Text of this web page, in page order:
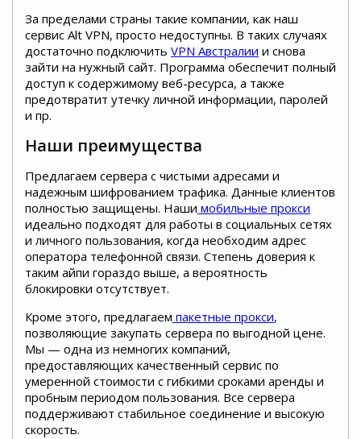
За пределами страны такие компании, как наш
сервис Alt VPN, просто недоступны. В таких случаях
достаточно подключить VPN Австралии и снова
зайти на нужный сайт. Программа обеспечит полный
доступ к содержимому веб-ресурса, а также
предотвратит утечку личной информации, паролей
и пр.
Наши преимущества
Предлагаем сервера с чистыми адресами и
надежным шифрованием трафика. Данные клиентов
полностью защищены. Наши мобильные прокси
идеально подходят для работы в социальных сетях
и личного пользования, когда необходим адрес
оператора телефонной связи. Степень доверия к
таким айпи гораздо выше, а вероятность
блокировки отсутствует.
Кроме этого, предлагаем пакетные прокси,
позволяющие закупать сервера по выгодной цене.
Мы — одна из немногих компаний,
предоставляющих качественный сервис по
умеренной стоимости с гибкими сроками аренды и
пробным периодом пользования. Все сервера
поддерживают стабильное соединение и высокую
скорость.